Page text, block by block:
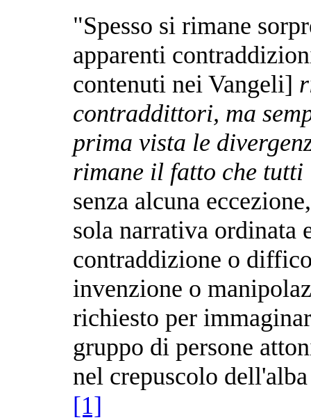
"Spesso si rimane
apparenti
contenuti nei Vangeli]
contraddittori, ma
prima vista le
rimane il fatto che tutti
senza alcuna
sola narrativa ordinata
contraddizione o
invenzione o
richiesto per
gruppo di persone
nel crepuscolo
[1]